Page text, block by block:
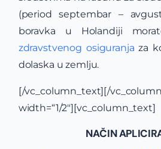
(period septembar –
boravka u Holandiji
zdravstvenog osiguranja za
dolaska u zemlju.
[/vc_column_text][/
width=“1/2″][vc_column_text]
NAČIN